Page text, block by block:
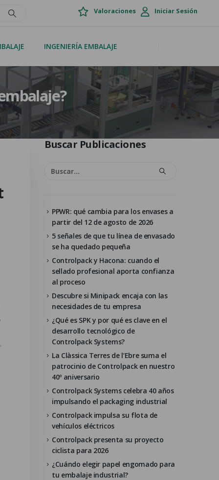
Valoraciones Iniciar Sesión
INGENIERÍA EMBALAJE
Buscar Publicaciones
PPWR: qué cambia para los envases a
partir del 12 de agosto de 2026
5 señales de que tu línea de envasado
se ha quedado pequeña
Controlpack y Hacona: cuando el
sellado profesional aporta confianza
al proceso
Descubre si Minipack encaja con las
necesidades de tu empresa
¿Qué es SPK y por qué es clave en el
desarrollo tecnológico de
Controlpack Systems?
La Clàssica Terres de l’Ebre suma el
patrocinio de Controlpack en nuestro
40º aniversario
Controlpack Systems celebra 40 años
impulsando el packaging industrial
Controlpack impulsa su flota de
vehículos eléctricos
Controlpack presenta su proyecto
ciclista para 2026
¿Cuándo elegir papel engomado para
tu embalaje industrial?